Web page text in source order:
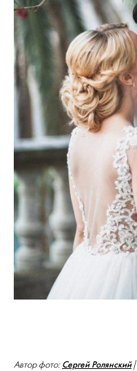
Автор фото: Сергей Ролянский|